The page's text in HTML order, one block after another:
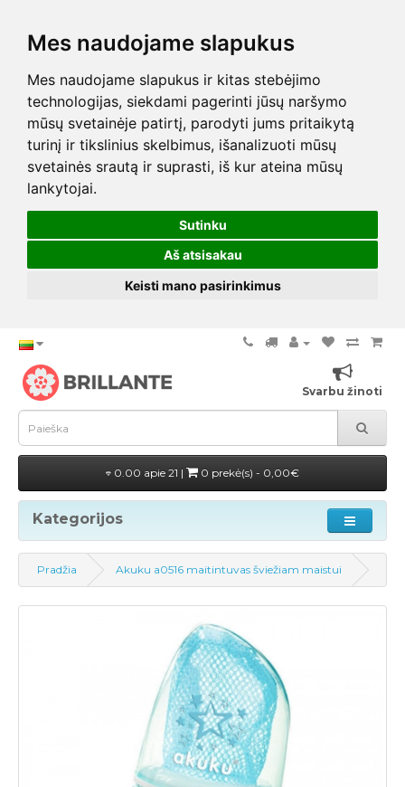
Mes naudojame slapukus
Mes naudojame slapukus ir kitas stebėjimo
technologijas, siekdami pagerinti jūsų naršymo
mūsų svetainėje patirtį, parodyti jums pritaikytą
turinį ir tikslinius skelbimus, išanalizuoti mūsų
svetainės srautą ir suprasti, iš kur ateina mūsų
lankytojai.
Sutinku
Aš atsisakau
Keisti mano pasirinkimus
Svarbu žinoti
0.00 apie 21 | 0 prekė(s) - 0,00€
Kategorijos
Pradžia Akuku a0516 maitintuvas šviežiam maistui